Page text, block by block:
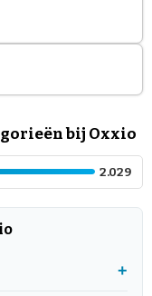
bij Oxxio
2.029